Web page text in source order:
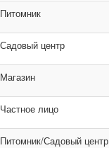
Питомник
Садовый центр
Магазин
Частное лицо
Питомник/Садовый центр